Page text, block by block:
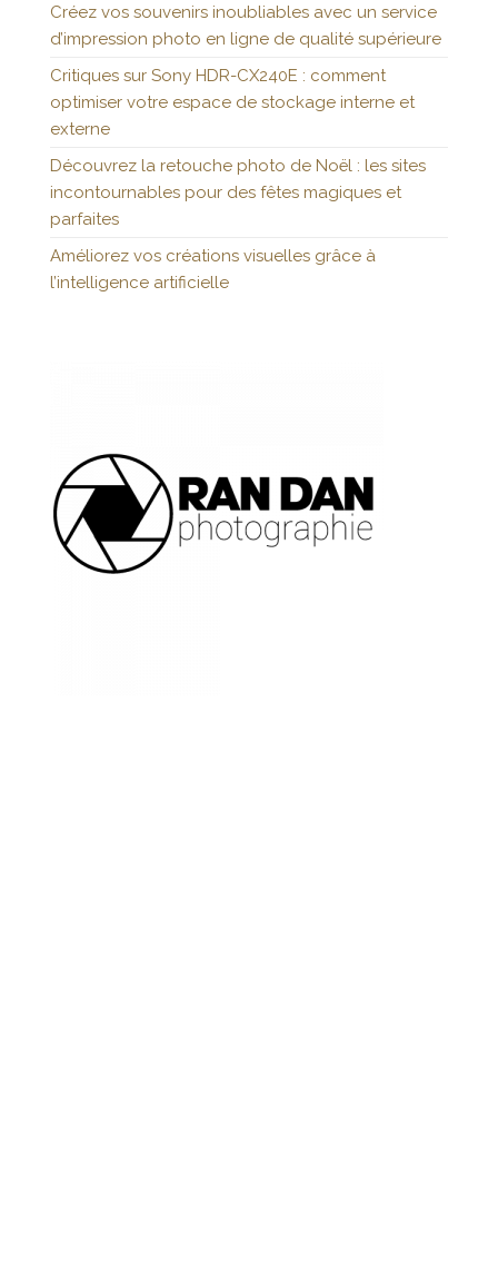
Créez vos souvenirs inoubliables avec un service
d’impression photo en ligne de qualité supérieure
Critiques sur Sony HDR-CX240E : comment
optimiser votre espace de stockage interne et
externe
Découvrez la retouche photo de Noël : les sites
incontournables pour des fêtes magiques et
parfaites
Améliorez vos créations visuelles grâce à
l’intelligence artificielle